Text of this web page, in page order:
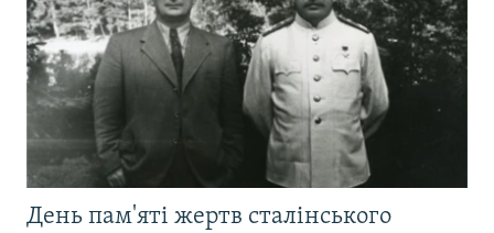
День пам'яті жертв сталінського